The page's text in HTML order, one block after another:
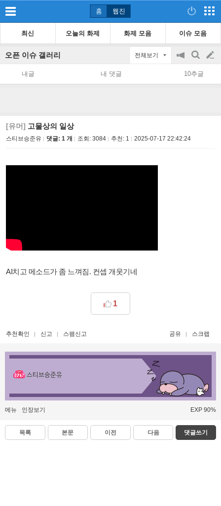
홈 웹진
최신 오늘의 화제 화제 모음 이슈 모음
오픈 이슈 갤러리 전체보기
공
지
on/off
검
색
글
쓰
내글 내 댓글 10추글
[유머] 고물상의 일상
스티브승준유 댓글: 1 개 조회: 3084 추천: 1 2025-07-17 22:42:24
AI치고 메소드가 좀 느껴짐. 컨셉 개웃기네
1
추천확인 신고 스팸신고 공유 스크랩
스티브승준유
메뉴 인장보기 EXP 90%
목록 본문 이전 다음 댓글쓰기